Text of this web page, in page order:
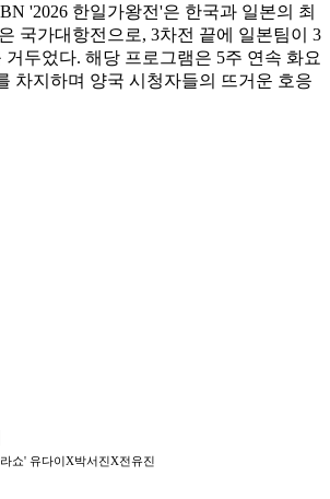
'2026 한일가왕전'은 한국과 일본의 최
국가대항전으로, 3차전 끝에 일본팀이 3
거두었다. 해당 프로그램은 5주 연속 화요
차지하며 양국 시청자들의 뜨거운 호응
쇼' 유다이X박서진X전유진